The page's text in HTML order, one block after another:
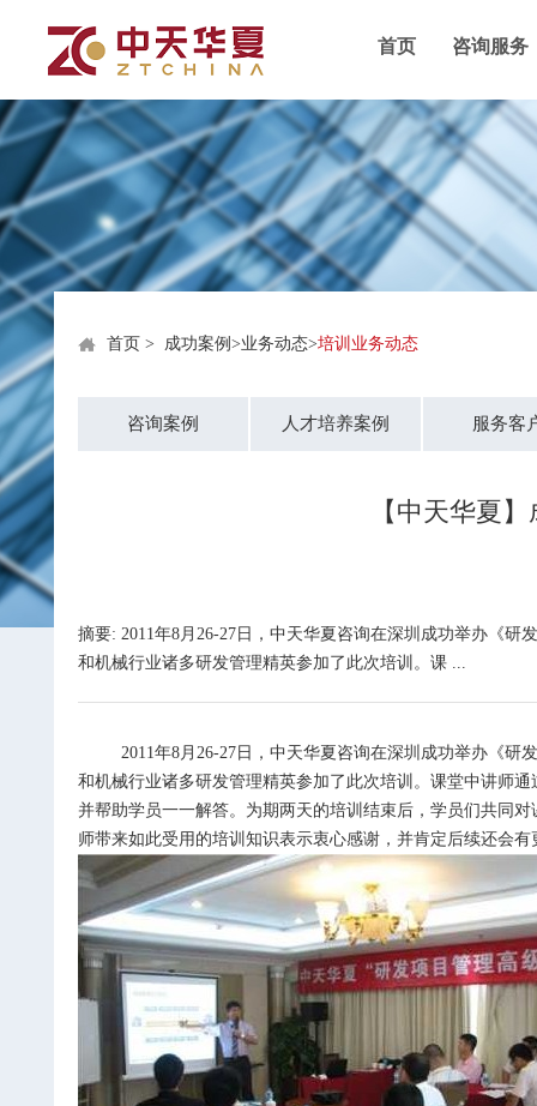
首页 咨询服务
首页 > 成功案例 >业务动态>培训业务动态
咨询案例 人才培养案例 服务客
【中天华夏
摘要: 2011年8月26-27日，中天华夏咨询在深圳成功举办《
和机械行业诸多研发管理精英参加了此次培训。课 ...
2011年8月 26-27 日， 中天华夏 咨询在深圳成功举办《研发
和机械行业诸多研发管理精英参加了此次培训。课堂中讲师
并帮助学员一一解答。为期两天的培训结束后，学员们共同对
师带来如此受用的培训知识表示衷心感谢，并肯定后续还会